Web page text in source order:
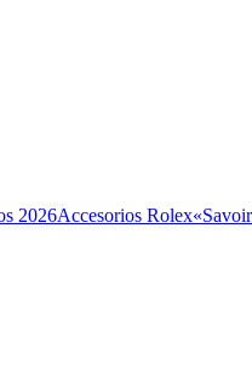
2026Accesorios Rolex